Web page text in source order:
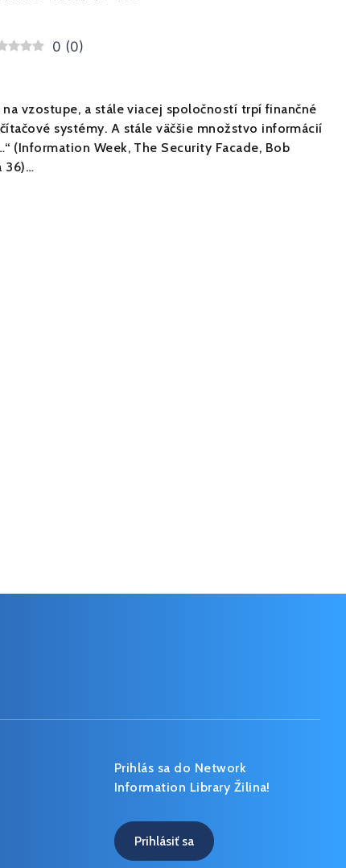
0 (0)
vzostupe, a stále viacej spoločností trpí finančné
systémy. A stále väčšie množstvo informácií
(Information Week, The Security Facade, Bob
36)…
Prihlás sa do Network
Information Library Žilina!
Prihlásiť sa